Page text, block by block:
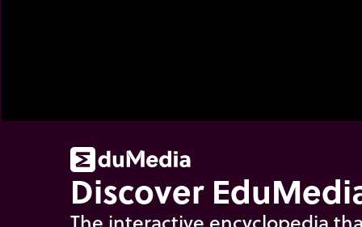
Discover